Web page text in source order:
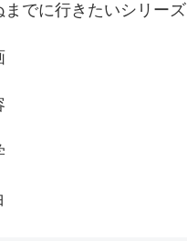
までに行きたいシリーズ